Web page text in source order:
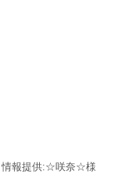
情報提供:☆咲奈☆様